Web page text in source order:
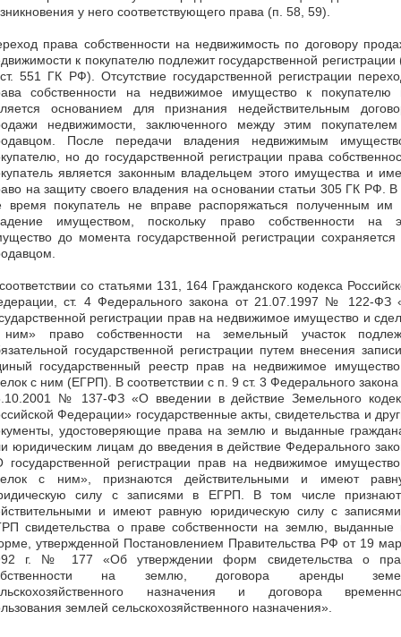
у него соответствующего права (п. 58, 59).
права собственности на недвижимость по договору
к покупателю подлежит государственной регистрации
551 ГК РФ). Отсутствие государственной регистрации
собственности на недвижимое имущество к покупателю
основанием для признания недействительным
недвижимости, заключенного между этим
После передачи владения недвижимым
но до государственной регистрации права
является законным владельцем этого имущества и
на защиту своего владения на основании статьи 305 ГК РФ. В
время покупатель не вправе распоряжаться полученным им
имуществом, поскольку право собственности на
до момента государственной регистрации сохраняется
со статьями 131, 164 Гражданского кодекса
ст. 4 Федерального закона от 21.07.1997 № 122-ФЗ
регистрации прав на недвижимое имущество и
право собственности на земельный участок
государственной регистрации путем внесения
государственный реестр прав на недвижимое
с ним (ЕГРП). В соответствии с п. 9 ст. 3 Федерального закона
№ 137-ФЗ «О введении в действие Земельного
Федерации» государственные акты, свидетельства и
удостоверяющие права на землю и выданные
юридическим лицам до введения в действие Федерального
государственной регистрации прав на недвижимое
с ним», признаются действительными и имеют
силу с записями в ЕГРП. В том числе
и имеют равную юридическую силу с
свидетельства о праве собственности на землю, выданные
утвержденной Постановлением Правительства РФ от 19
г. № 177 «Об утверждении форм свидетельства о
на землю, договора аренды
назначения и договора
землей сельскохозяйственного назначения».